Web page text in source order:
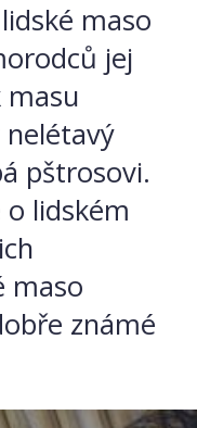
maso
jej
nelétavý
pštrosovi.
lidském
maso
známé